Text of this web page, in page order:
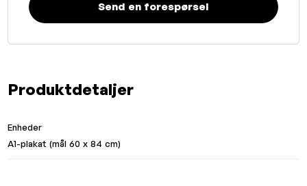
Produktdetaljer
Enheder
A1-plakat (mål 60 x 84 cm)
Send en forespørsel